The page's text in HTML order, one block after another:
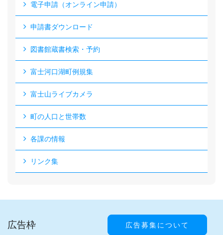
電子申請（オンライン申請）
申請書ダウンロード
図書館蔵書検索・予約
富士河口湖町例規集
富士山ライブカメラ
町の人口と世帯数
各課の情報
リンク集
広告枠 広告募集について